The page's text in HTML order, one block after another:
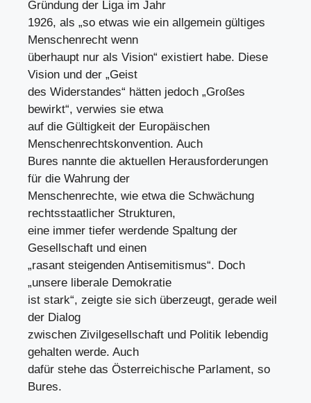
Gründung der Liga im Jahr
1926, als „so etwas wie ein allgemein gültiges
Menschenrecht wenn
überhaupt nur als Vision“ existiert habe. Diese
Vision und der „Geist
des Widerstandes“ hätten jedoch „Großes
bewirkt“, verwies sie etwa
auf die Gültigkeit der Europäischen
Menschenrechtskonvention. Auch
Bures nannte die aktuellen Herausforderungen
für die Wahrung der
Menschenrechte, wie etwa die Schwächung
rechtsstaatlicher Strukturen,
eine immer tiefer werdende Spaltung der
Gesellschaft und einen
„rasant steigenden Antisemitismus“. Doch
„unsere liberale Demokratie
ist stark“, zeigte sie sich überzeugt, gerade weil
der Dialog
zwischen Zivilgesellschaft und Politik lebendig
gehalten werde. Auch
dafür stehe das Österreichische Parlament, so
Bures.